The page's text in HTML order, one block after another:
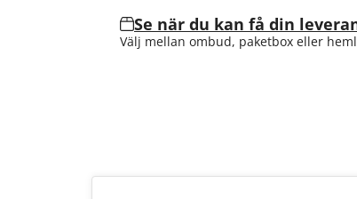
Se när du kan få din
Välj mellan ombud, paketbox eller